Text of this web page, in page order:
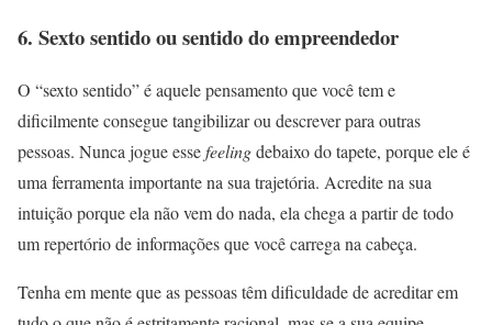
6. Sexto sentido ou sentido do empreendedor
O “sexto sentido” é aquele pensamento que você tem e
dificilmente consegue tangibilizar ou descrever para outras
pessoas. Nunca jogue essefeelingdebaixo do tapete, porque ele é
uma ferramenta importante na sua trajetória. Acredite na sua
intuição porque ela não vem do nada, ela chega a partir de todo
um repertório de informações que você carrega na cabeça.
Tenha em mente que as pessoas têm dificuldade de acreditar em